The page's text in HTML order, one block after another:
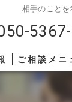
相手のことを
ご相談メニ
中小企業